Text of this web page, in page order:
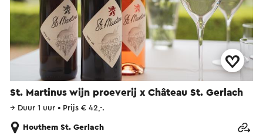
St. Martinus wijn proeverij x Château St. Gerlach
→ Duur 1 uur • Prijs € 42,-.
Houthem St. Gerlach